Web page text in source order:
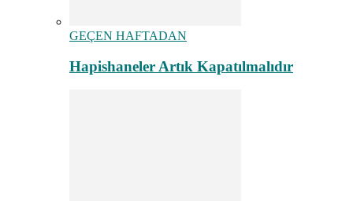
GEÇEN HAFTADAN
Hapishaneler Artık Kapatılmalıdır